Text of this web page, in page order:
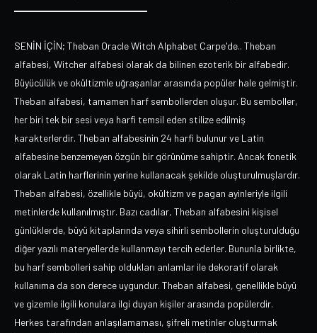
SENİN İÇİN; Theban Oracle Witch Alphabet Carpe'de.. Theban
alfabesi, Witcher alfabesi olarak da bilinen ezoterik bir alfabedir.
Büyücülük ve okültizmle uğraşanlar arasında popüler hale gelmiştir.
Theban alfabesi, tamamen harf sembollerden oluşur. Bu semboller,
her biri tek bir sesi veya harfi temsil eden stilize edilmiş
karakterlerdir. Theban alfabesinin 24 harfi bulunur ve Latin
alfabesine benzemeyen özgün bir görünüme sahiptir. Ancak fonetik
olarak Latin harflerinin yerine kullanacak şekilde oluşturulmuşlardır.
Theban alfabesi, özellikle büyü, okültizm ve pagan ayinleriyle ilgili
metinlerde kullanılmıştır. Bazı cadılar, Theban alfabesini kişisel
günlüklerde, büyü kitaplarında veya sihirli sembollerin oluşturulduğu
diğer yazılı materyellerde kullanmayı tercih ederler. Bununla birlikte,
bu harf sembolleri sahip oldukları anlamlar ile dekoratif olarak
kullanıma da son derece uygundur. Theban alfabesi, genellikle büyü
ve gizemle ilgili konulara ilgi duyan kişiler arasında popülerdir.
Herkes tarafından anlaşılamaması, şifreli metinler oluşturmak